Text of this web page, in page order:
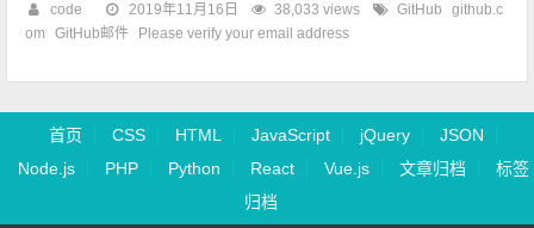
code 2019年11月16日 38,033 views GitHub
github.c
om
GitHub邮件 Please verify your email address
首页 CSS HTML JavaScript jQuery
JSON
Node.js
PHP Python React Vue.js 文章归档
标签
归档